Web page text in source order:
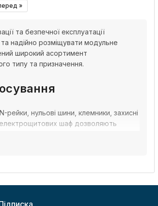
»
та безпечної експлуатації
надійно розміщувати модульне
широкий асортимент
типу та призначення.
нульові шини, клемники, захисні
електрощитових шаф дозволяють